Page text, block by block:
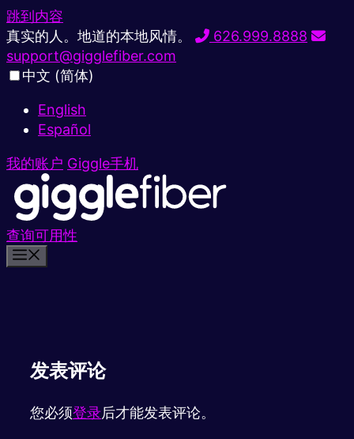
跳到内容
真实的人。地道的本地风情。
626.999.8888
support@gigglefiber.com
中文 (简体)
English
Español
我的账户 Giggle手机
查询可用性
发表评论
您必须登录后才能发表评论。